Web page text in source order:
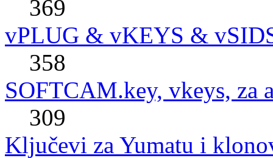
369
vPLUG & vKEYS &
358
SOFTCAM.key, vkeys, za
309
Ključevi za Yumatu i